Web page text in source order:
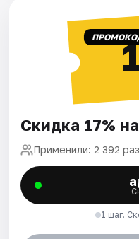
Скидка 17%
Применили: 2 392 раз
1 шаг.